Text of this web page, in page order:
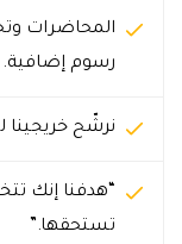
المحاضرات
رسوم إضافية.
نرشّح
“هدفنا إنك
تستحقها.”